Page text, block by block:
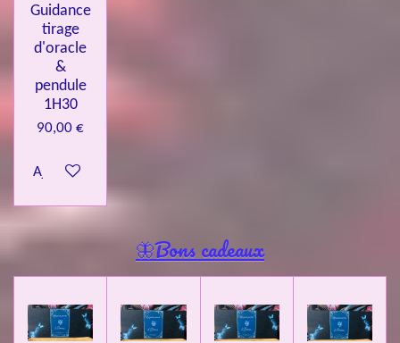
Guidance
tirage
d'oracle
&
pendule
1H30
90,00 €
Ajouter au panier
🦋Bons cadeaux